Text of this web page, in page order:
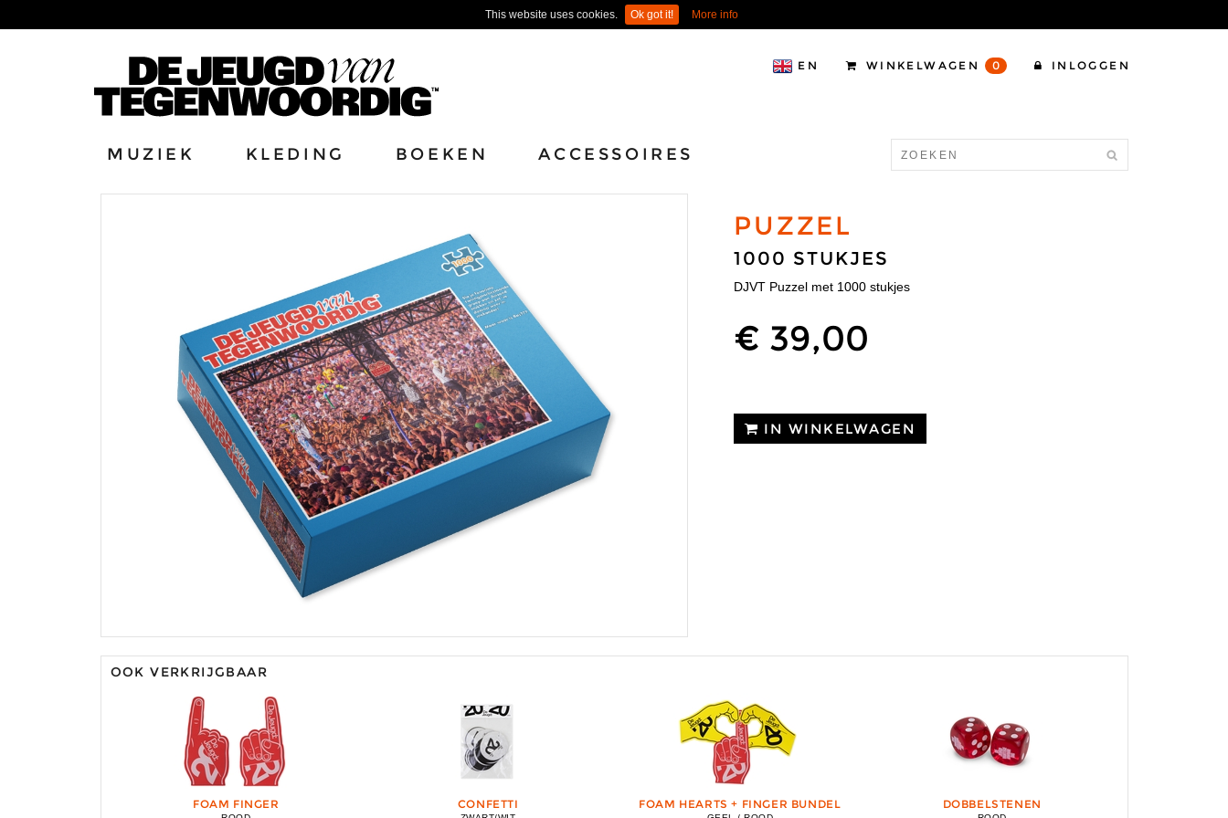
This website uses cookies. Ok got it! More info
EN WINKELWAGEN 0 INLOGGEN
MUZIEK KLEDING BOEKEN ACCESSOIRES
PUZZEL
1000 STUKJES
DJVT Puzzel met 1000 stukjes
€ 39,00
IN WINKELWAGEN
OOK VERKRIJGBAAR
FOAM FINGER CONFETTI FOAM HEARTS + FINGER BUNDEL DOBBELSTENEN